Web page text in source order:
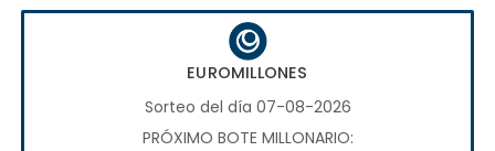
EUROMILLONES
Sorteo del día 07-08-2026
PRÓXIMO BOTE MILLONARIO: